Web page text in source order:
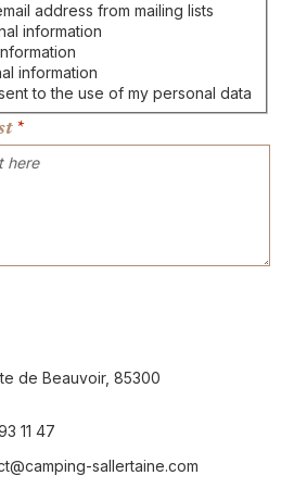
address from mailing lists
information
information
to the use of my personal data
*
de Beauvoir, 85300
11 47
sallertaine.com